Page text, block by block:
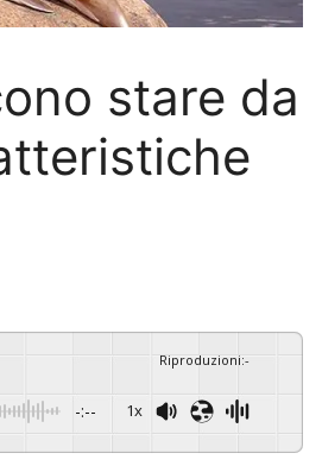
stare da
Riproduzioni:-
-:-- 1x